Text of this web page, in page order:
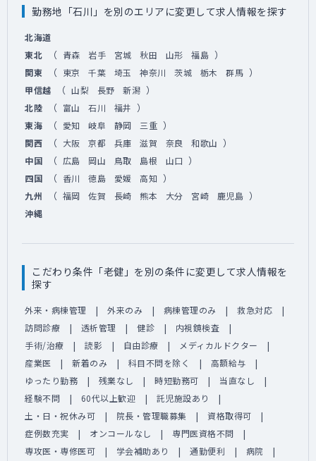
勤務地「石川」を別のエリアに変更して求人情報を探す
北海道
東北
（ 青森 岩手 宮城 秋田 山形 福島 ）
関東 （ 東京 千葉 埼玉 神奈川 茨城 栃木 群馬 ）
甲信越 （ 山梨 長野 新潟 ）
北陸 （ 富山 石川 福井 ）
東海 （ 愛知 岐阜 静岡 三重 ）
関西 （ 大阪 京都 兵庫 滋賀 奈良 和歌山 ）
中国 （ 広島 岡山 鳥取 島根 山口 ）
四国 （ 香川 徳島 愛媛 高知 ）
九州 （ 福岡 佐賀 長崎 熊本 大分 宮崎 鹿児島 ）
沖縄
こだわり条件「老健」を別の条件に変更して求人情報を
探す
外来・病棟管理 外来のみ 病棟管理のみ
救急対応
訪問診療
透析管理 健診
内視鏡検査
手術/治療
読影 自由診療
メディカルドクター
産業医
新着のみ 科目不問を除く
高額給与
ゆったり勤務
残業なし 時短勤務可
当直なし
経験不問
60代以上歓迎
託児施設あり
土・日・祝休み可
院長・管理職募集
資格取得可
症例数充実
オンコールなし
専門医資格不問
専攻医・専修医可
学会補助あり 通勤便利
病院